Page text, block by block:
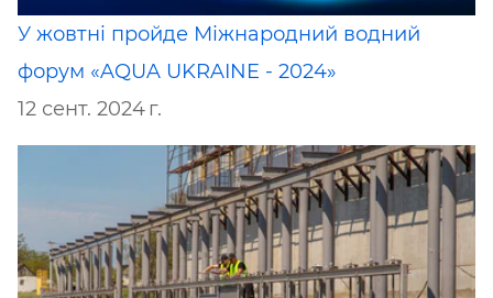
У жовтні пройде Міжнародний водний
форум «AQUA UKRAINE - 2024»
12 сент. 2024 г.